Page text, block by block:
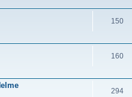
150
160
294